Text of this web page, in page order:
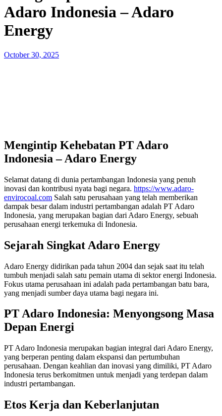
Adaro Indonesia – Adaro
Energy
Posted
October 30, 2025
Mengintip Kehebatan PT Adaro
Indonesia – Adaro Energy
Selamat datang di dunia pertambangan Indonesia yang penuh
inovasi dan kontribusi nyata bagi negara. https://www.adaro-
envirocoal.com Salah satu perusahaan yang telah memberikan
dampak besar dalam industri pertambangan adalah PT Adaro
Indonesia, yang merupakan bagian dari Adaro Energy, sebuah
perusahaan energi terkemuka di Indonesia.
Sejarah Singkat Adaro Energy
Adaro Energy didirikan pada tahun 2004 dan sejak saat itu telah
tumbuh menjadi salah satu pemain utama di sektor energi Indonesia.
Fokus utama perusahaan ini adalah pada pertambangan batu bara,
yang menjadi sumber daya utama bagi negara ini.
PT Adaro Indonesia: Menyongsong Masa
Depan Energi
PT Adaro Indonesia merupakan bagian integral dari Adaro Energy,
yang berperan penting dalam ekspansi dan pertumbuhan
perusahaan. Dengan keahlian dan inovasi yang dimiliki, PT Adaro
Indonesia terus berkomitmen untuk menjadi yang terdepan dalam
industri pertambangan.
Etos Kerja dan Keberlanjutan